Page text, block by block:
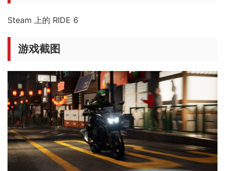
Steam 上的 RIDE 6
游戏截图